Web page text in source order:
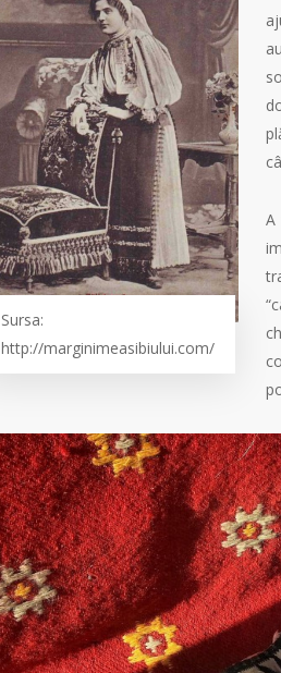
Sursa:
http://marginimeasibiului.com/
A